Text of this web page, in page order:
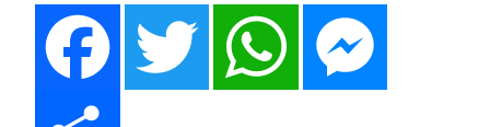
Twitter WhatsApp